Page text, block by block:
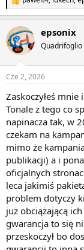
R
e
k
c
j
epsonix
Quadrifoglio
Cze 2, 2026
Zaskoczyłeś
Tonale z tego co
napinacza tak, w
czekam na
mimo że
publikacji) a i
oficjalnych
leca jakimiś
problem dotyczy
już obciążającą
gwarancja to się
przeskoczył bo